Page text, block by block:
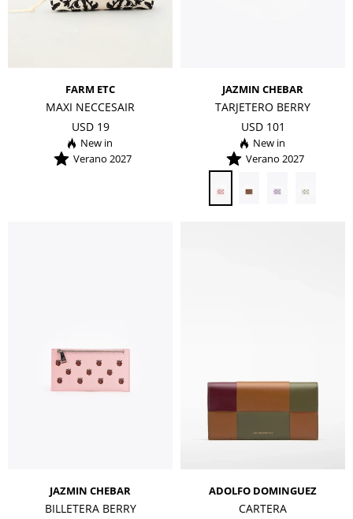
FARM ETC
MAXI NECCESAIR
USD 19
Verano 2027
JAZMIN CHEBAR
TARJETERO BERRY
USD 101
Verano 2027
JAZMIN CHEBAR
BILLETERA BERRY
ADOLFO DOMINGUEZ
CARTERA